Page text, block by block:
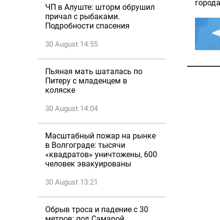
ЧП в Алуште: шторм обрушил
причал с рыбаками.
Подробности спасения
30 August 14:55
Пьяная мать шаталась по
Питеру с младенцем в
коляске
30 August 14:04
Масштабный пожар на рынке
в Волгограде: тысячи
«квадратов» уничтожены, 600
человек эвакуированы
30 August 13:21
Обрыв троса и падение с 30